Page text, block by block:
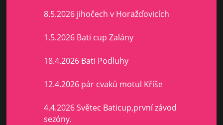
8.5.2026 jihočech v Horažďovicích
1.5.2026 Bati cup Zalány
18.4.2026 Bati Podluhy
12.4.2026 pár cvaků motul Kříše
4.4.2026 Světec Baticup,první závod
sezóny.